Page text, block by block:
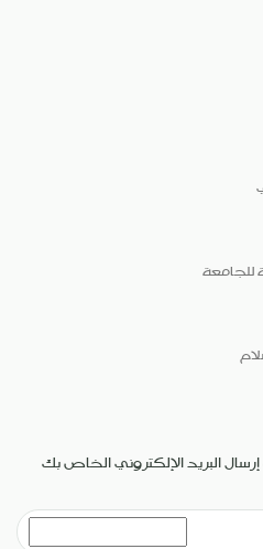
للجامعة
البريد الإلكتروني الخاص بك